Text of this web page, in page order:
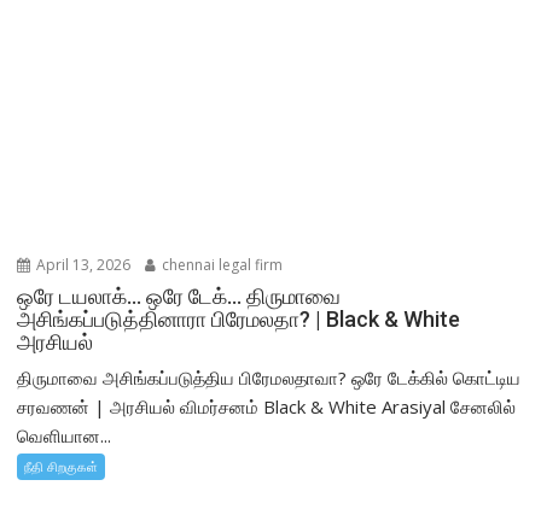
April 13, 2026 chennai legal firm
ஒரே டயலாக்… ஒரே டேக்… திருமாவை
அசிங்கப்படுத்தினாரா பிரேமலதா? | Black & White
அரசியல்
திருமாவை அசிங்கப்படுத்திய பிரேமலதாவா? ஒரே டேக்கில் கொட்டிய
சரவணன் | அரசியல் விமர்சனம் Black & White Arasiyal சேனலில்
வெளியான...
நீதி சிறகுகள்